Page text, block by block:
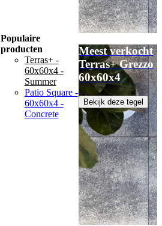
Populaire
producten
Terras+ -
60x60x4 -
Summer
Patio Square -
60x60x4 -
Concrete
Meest verkocht
Terras+ Grezzo
60x60x4
Bekijk deze tegel